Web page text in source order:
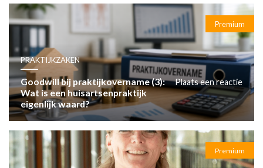
Premium
PRAKTIJKZAKEN
Goodwill bij praktijkovername (3):
Wat is een huisartsenpraktijk
eigenlijk waard?
Plaats een reactie
Premium